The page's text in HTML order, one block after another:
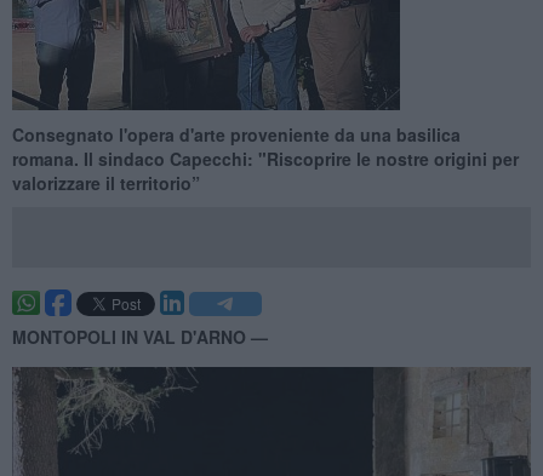
Consegnato l'opera d'arte proveniente da una basilica
romana. Il sindaco Capecchi: "Riscoprire le nostre origini per
valorizzare il territorio”
MONTOPOLI IN VAL D'ARNO —